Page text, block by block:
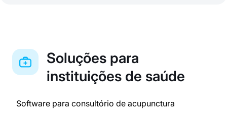
Soluções para
instituições de saúde
Software para consultório de acupunctura